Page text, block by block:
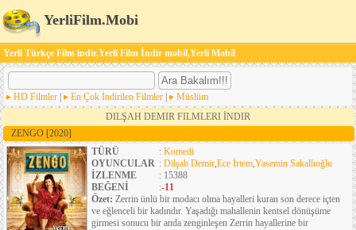
YerliFilm.Mobi
Yerli Türkçe Film indir,Yerli Film İndir mobil,Yerli Mobil
HD Filmler En Çok İndirilen Filmler
Müslüm
DILŞAH DEMIR FILMLERI İNDIR
ZENGO [2020]
TÜRÜ
: Komedi
OYUNCULAR : Dilşah Demir,Ece İrtem,Yasemin Sakallıoğlu
İZLENME
: 15388
BEĞENİ
:-11
Özet: Zerrin ünlü bir modacı olma hayalleri kuran son derece içten
ve eğlenceli bir kadındır. Yaşadığı mahallenin kentsel dönüşüme
girmesi sonucu bir anda zenginleşen Zerrin hayallerine bir